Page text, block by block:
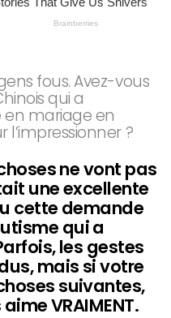
fous. Avez-vous
qui a
mariage en
?
ne vont pas
une excellente
cette demande
qui a
les gestes
mais si votre
suivantes,
VRAIMENT.